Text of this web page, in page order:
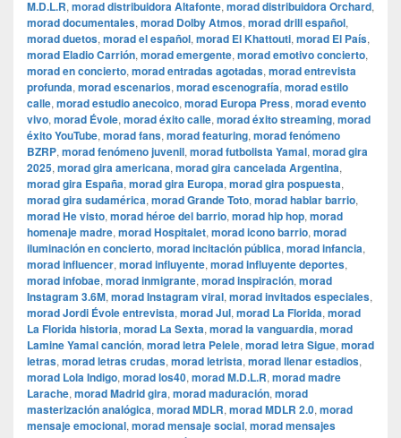
M.D.L.R, morad distribuidora Altafonte, morad distribuidora Orchard,
morad documentales, morad Dolby Atmos, morad drill español,
morad duetos, morad el español, morad El Khattouti, morad El País,
morad Eladio Carrión, morad emergente, morad emotivo concierto,
morad en concierto, morad entradas agotadas, morad entrevista
profunda, morad escenarios, morad escenografía, morad estilo
calle, morad estudio anecoico, morad Europa Press, morad evento
vivo, morad Évole, morad éxito calle, morad éxito streaming, morad
éxito YouTube, morad fans, morad featuring, morad fenómeno
BZRP, morad fenómeno juvenil, morad futbolista Yamal, morad gira
2025, morad gira americana, morad gira cancelada Argentina,
morad gira España, morad gira Europa, morad gira pospuesta,
morad gira sudamérica, morad Grande Toto, morad hablar barrio,
morad He visto, morad héroe del barrio, morad hip hop, morad
homenaje madre, morad Hospitalet, morad icono barrio, morad
iluminación en concierto, morad incitación pública, morad infancia,
morad influencer, morad influyente, morad influyente deportes,
morad infobae, morad inmigrante, morad inspiración, morad
Instagram 3.6M, morad Instagram viral, morad invitados especiales,
morad Jordi Évole entrevista, morad Jul, morad La Florida, morad
La Florida historia, morad La Sexta, morad la vanguardia, morad
Lamine Yamal canción, morad letra Pelele, morad letra Sigue, morad
letras, morad letras crudas, morad letrista, morad llenar estadios,
morad Lola Indigo, morad los40, morad M.D.L.R, morad madre
Larache, morad Madrid gira, morad maduración, morad
masterización analógica, morad MDLR, morad MDLR 2.0, morad
mensaje emocional, morad mensaje social, morad mensajes